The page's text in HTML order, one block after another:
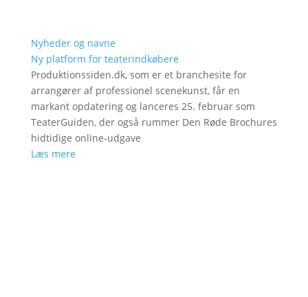
Nyheder og navne
Ny platform for teaterindkøbere
Produktionssiden.dk, som er et branchesite for
arrangører af professionel scenekunst, får en
markant opdatering og lanceres 25. februar som
TeaterGuiden, der også rummer Den Røde Brochures
hidtidige online-udgave
Læs mere